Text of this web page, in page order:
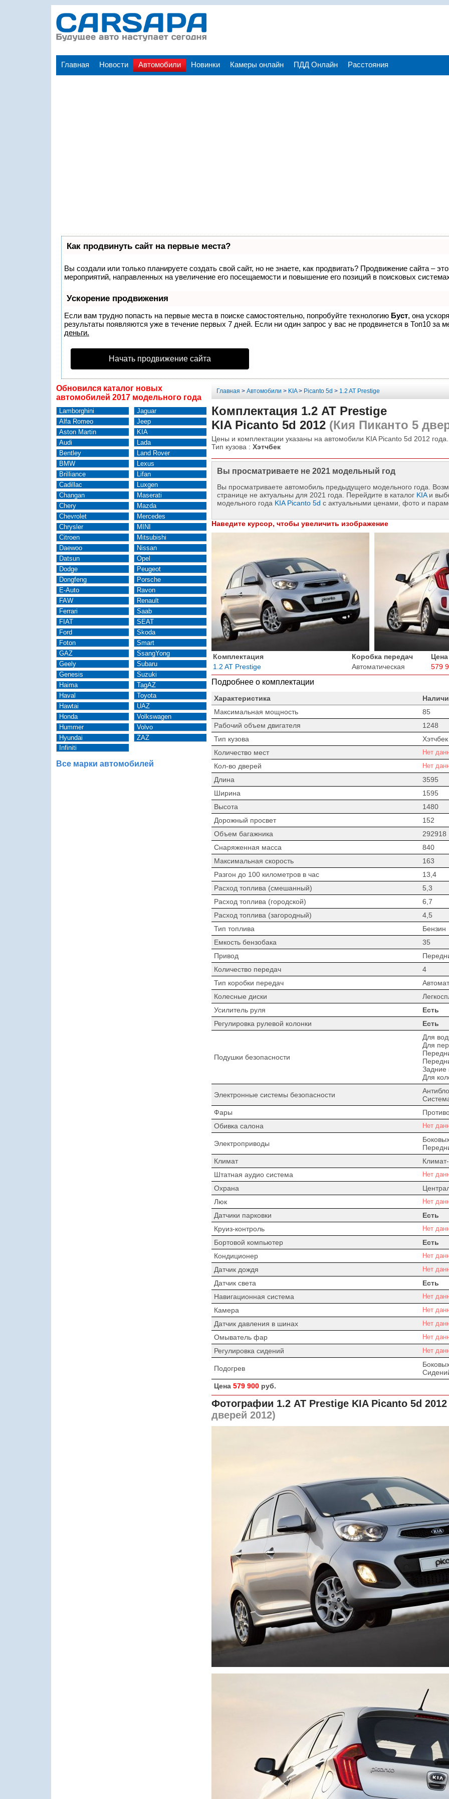
Главная Новости Автомобили Новинки Камеры онлайн ПДД Онлайн Расстояния
Как продвинуть сайт на первые места?
Вы создали или только планируете создать свой сайт, но не знаете, как продвигать? Продвижение сайта –
мероприятий, направленных на увеличение его посещаемости и повышение его позиций в поисковых
Ускорение продвижения
Если вам трудно попасть на первые места в поиске самостоятельно, попробуйте технологию Буст, она
результаты появляются уже в течение первых 7 дней. Если ни один запрос у вас не продвинется в Топ10 за
деньги.
Начать продвижение сайта
Обновился каталог новых
автомобилей 2017 модельного года
Lamborghini
Alfa Romeo
Aston Martin
Audi
Bentley
BMW
Brilliance
Cadillac
Changan
Chery
Chevrolet
Chrysler
Citroen
Daewoo
Datsun
Dodge
Dongfeng
E-Auto
FAW
Ferrari
FIAT
Ford
Foton
GAZ
Geely
Genesis
Haima
Haval
Hawtai
Honda
Hummer
Hyundai
Infiniti
Jaguar
Jeep
KIA
Lada
Land Rover
Lexus
Lifan
Luxgen
Maserati
Mazda
Mercedes
MINI
Mitsubishi
Nissan
Opel
Peugeot
Porsche
Ravon
Renault
Saab
SEAT
Skoda
Smart
SsangYong
Subaru
Suzuki
TagAZ
Toyota
UAZ
Volkswagen
Volvo
ZAZ
Все марки автомобилей
Главная > Автомобили > KIA> Picanto 5d > 1.2 AT Prestige
Комплектация 1.2 AT Prestige
KIA Picanto 5d 2012(Кия Пиканто 5
Цены и комплектации указаны на автомобили KIA Picanto 5d 2012 года.
Тип кузова : Хэтчбек
Вы просматриваете не 2021 модельный год
Вы просматриваете автомобиль предыдущего модельного года.
странице не актуальны для 2021 года. Перейдите в каталог KIAи
модельного года KIA Picanto 5d с актуальными ценами, фото и
Наведите курсор, чтобы увеличить изображение
Комплектация Коробка передач Цена
1.2 AT Prestige
Автоматическая 579
Подробнее о комплектации
Характеристика
Максимальная мощность
85
Рабочий объем двигателя
1248
Тип кузова
Хэтчбек
Количество мест
Нет
Кол-во дверей Нет
Длина
3595
Ширина
1595
Высота
1480
Дорожный просвет
152
Объем багажника
292918
Снаряженная масса
840
Максимальная скорость
163
Разгон до 100 километров в час
13,4
Расход топлива (смешанный)
5,3
Расход топлива (городской)
6,7
Расход топлива (загородный)
4,5
Тип топлива
Бензин
Емкость бензобака
35
Привод
Количество передач
4
Тип коробки передач
Колесные диски
Усилитель руля
Есть
Регулировка рулевой колонки
Есть
Подушки безопасности
Для
Для
Задние
Для
Электронные системы безопасности
Фары
Обивка салона
Нет
Электроприводы
Климат
Штатная аудио система
Нет
Охрана
Люк
Нет
Датчики парковки
Есть
Круиз-контроль
Нет
Бортовой компьютер
Есть
Кондиционер
Нет
Датчик дождя Нет
Датчик света
Есть
Навигационная система
Нет
Камера Нет
Датчик давления в шинах Нет
Омыватель фар Нет
Регулировка сидений Нет
Подогрев
Цена 579 900руб.
Фотографии 1.2 AT Prestige KIA Picanto 5d 2012
дверей 2012)